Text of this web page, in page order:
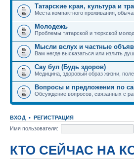
Татарские края, культура и
Места компактного проживания,
Молодежь
Проблемы татарской и тюркской
Мысли вслух и частные
Вам негде высказаться или излить
Сау бул (Будь здоров)
Медицина, здоровый образ жизни,
Вопросы и предложения по
Обсуждение вопросов, связанных с
ВХОД • РЕГИСТРАЦИЯ
Имя пользователя:
КТО СЕЙЧАС НА